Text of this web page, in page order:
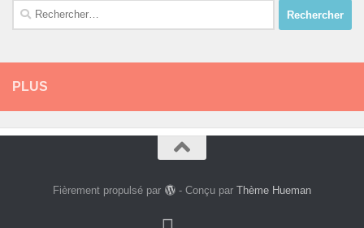
Rechercher :
PLUS
Fièrement propulsé par - Conçu par Thème Hueman